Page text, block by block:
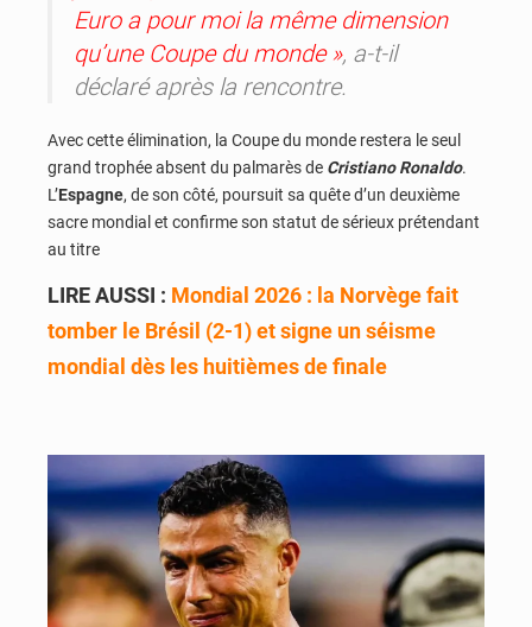
Euro a pour moi la même dimension
qu’une Coupe du monde », a-t-il
déclaré après la rencontre.
Avec cette élimination, la Coupe du monde restera le seul
grand trophée absent du palmarès de Cristiano Ronaldo.
L’Espagne, de son côté, poursuit sa quête d’un deuxième
sacre mondial et confirme son statut de sérieux prétendant
au titre
LIRE AUSSI : Mondial 2026 : la Norvège fait
tomber le Brésil (2-1) et signe un séisme
mondial dès les huitièmes de finale